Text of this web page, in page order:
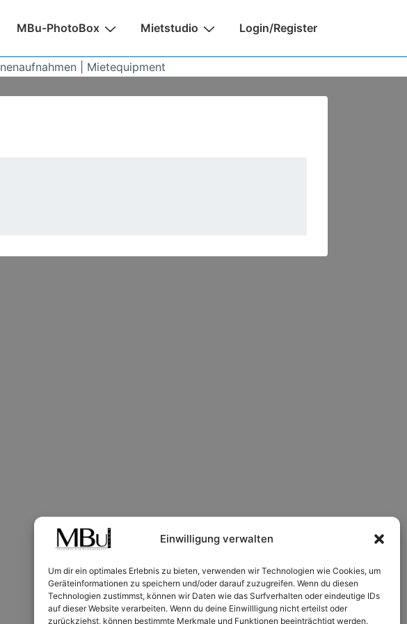
Einwilligung verwalten
Um dir ein optimales Erlebnis zu bieten, verwenden wir Technologien wie Cookies, um
Geräteinformationen zu speichern und/oder darauf zuzugreifen. Wenn du diesen
Technologien zustimmst, können wir Daten wie das Surfverhalten oder eindeutige IDs
auf dieser Website verarbeiten. Wenn du deine Einwillligung nicht erteilst oder
zurückziehst, können bestimmte Merkmale und Funktionen beeinträchtigt werden.
MBu-PhotoBox Mietstudio Login/Register
| Mietequipment